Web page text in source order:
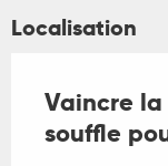
Localisation
Vaincre
souffle